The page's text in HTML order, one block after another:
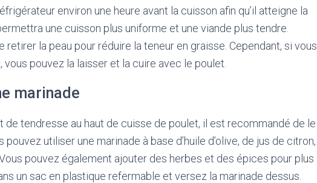
environ une heure avant la cuisson afin qu’il atteigne la
une cuisson plus uniforme et une viande plus tendre.
retirer la peau pour réduire la teneur en graisse. Cependant, si vous
pouvez la laisser et la cuire avec le poulet.
marinade
de tendresse au haut de cuisse de poulet, il est recommandé de le
pouvez utiliser une marinade à base d’huile d’olive, de jus de citron,
pouvez également ajouter des herbes et des épices pour plus
un sac en plastique refermable et versez la marinade dessus.